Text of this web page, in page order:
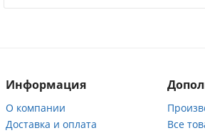
Информация
О компании
Доставка и оплата
Все